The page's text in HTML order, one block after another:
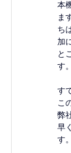
本
ま
ち
加
と
す。
す
こ
弊
早
す。